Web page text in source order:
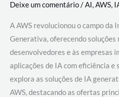
Deixe um comentário/AI,AWS,
A AWS revolucionou o campo
Generativa, oferecendo
desenvolvedores e às empresas
aplicações de IA com eficiência e
explora as soluções de IA
AWS, destacando as ofertas